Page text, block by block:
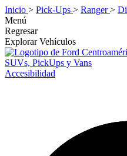
Inicio > Pick-Ups > Ranger >
Menú
Regresar
Explorar Vehículos
Accesibilidad